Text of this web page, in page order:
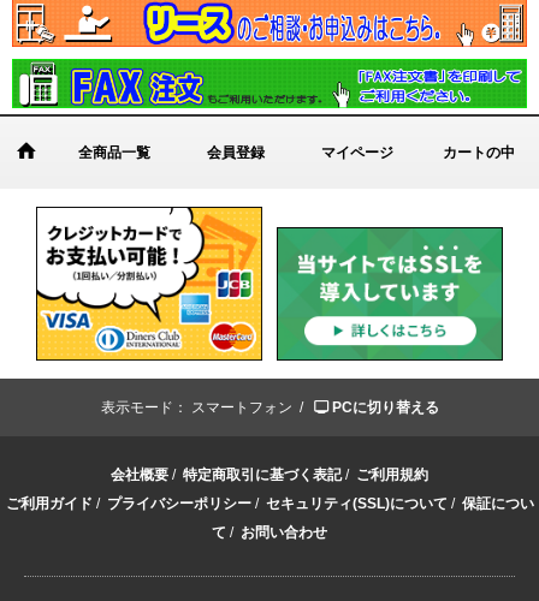
全商品一覧 会員登録 マイページ カートの中
表示モード： スマートフォン / PCに切り替える
会社概要 / 特定商取引に基づく表記/ ご利用規約
ご利用ガイド / プライバシーポリシー/ セキュリティ(SSL)について / 保証につい
て / お問い合わせ